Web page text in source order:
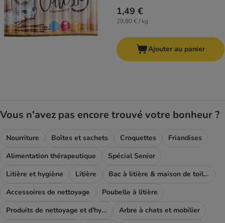
1,49 €
29,80 € / kg
Ajouter au panier
Vous n'avez pas encore trouvé votre bonheur ?
Nourriture Boîtes et sachets Croquettes
Friandises
Alimentation thérapeutique
Spécial Senior
Litière et hygiène
Litière
Bac à litière & maison de toilette
Accessoires de nettoyage
Poubelle à litière
Produits de nettoyage et d'hygiène
Arbre à chats et mobilier